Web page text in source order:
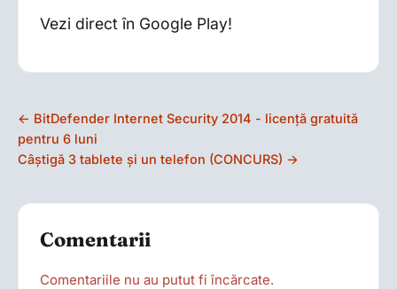
Vezi direct în Google Play!
← BitDefender Internet Security 2014 - licenţă gratuită
pentru 6 luni
Câştigă 3 tablete şi un telefon (CONCURS) →
Comentarii
Comentariile nu au putut fi încărcate.